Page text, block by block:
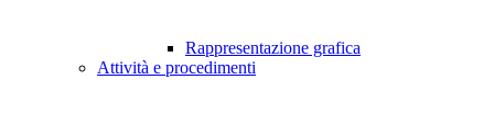
Rappresentazione grafica
Attività e procedimenti